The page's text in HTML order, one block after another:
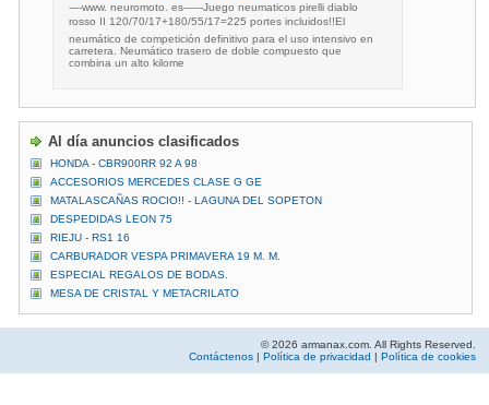
----www. neuromoto. es------Juego neumaticos pirelli diablo
rosso II 120/70/17+180/55/17=225 portes incluidos!!El
neumático de competición definitivo para el uso intensivo en
carretera. Neumático trasero de doble compuesto que
combina un alto kilome
Al día anuncios clasificados
HONDA - CBR900RR 92 A 98
ACCESORIOS MERCEDES CLASE G GE
MATALASCAÑAS ROCIO!! - LAGUNA DEL SOPETON
DESPEDIDAS LEON 75
RIEJU - RS1 16
CARBURADOR VESPA PRIMAVERA 19 M. M.
ESPECIAL REGALOS DE BODAS.
MESA DE CRISTAL Y METACRILATO
© 2026 armanax.com. All Rights Reserved.
Contáctenos | Política de privacidad | Política de cookies